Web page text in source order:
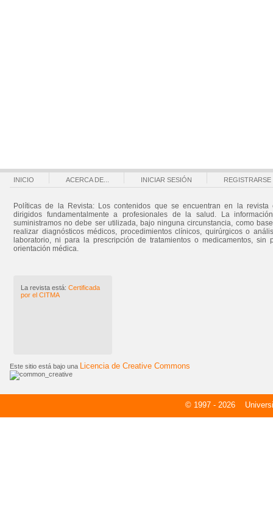
INICIO ACERCA DE... INICIAR SESIÓN REGISTRARSE
Políticas de la Revista: Los contenidos que se encuentran en la revista
dirigidos fundamentalmente a profesionales de la salud. La
suministramos no debe ser utilizada, bajo ninguna circunstancia, como
realizar diagnósticos médicos, procedimientos clínicos, quirúrgicos o
laboratorio, ni para la prescripción de tratamientos o medicamentos, sin
orientación médica.
La revista está: Certificada
por el CITMA
Este sitio está bajo una Licencia de Creative Commons
© 1997 - 2026